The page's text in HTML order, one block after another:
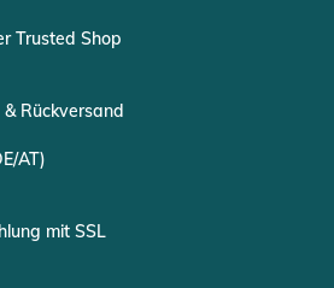
Trusted Shop
Rückversand
AT)
mit SSL